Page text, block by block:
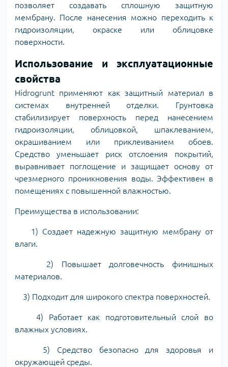
позволяет создавать сплошную защитную
мембрану. После нанесения можно переходить к
гидроизоляции, окраске или облицовке
поверхности.
Использование и эксплуатационные
свойства
Hidrogrunt применяют как защитный материал в
системах внутренней отделки. Грунтовка
стабилизирует поверхность перед нанесением
гидроизоляции, облицовкой, шпаклеванием,
окрашиванием или приклеиванием обоев.
Средство уменьшает риск отслоения покрытий,
выравнивает поглощение и защищает основу от
чрезмерного проникновения воды. Эффективен в
помещениях с повышенной влажностью.
Преимущества в использовании:
1) Создает надежную защитную мембрану от
влаги.
2) Повышает долговечность финишных
материалов.
3) Подходит для широкого спектра поверхностей.
4) Работает как подготовительный слой во
влажных условиях.
5) Средство безопасно для здоровья и
окружающей среды.